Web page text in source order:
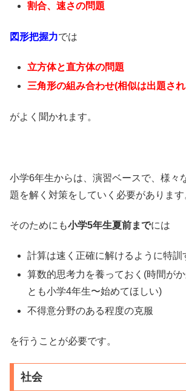
割合、速さの問題
図形把握力では
立方体と直方体の問題
三角形の組み合わせ(相似は出題さ
がよく聞かれます。
小学6年生からは、演習ベースで、様々
題を解く対策をしていく必要があります
そのためにも小学5年生夏前までには
計算は速く正確に解けるように特訓
算数的思考力を養っておく(時間が
とも小学4年生〜始めてほしい)
不得意分野のある程度の克服
を行うことが必要です。
社会